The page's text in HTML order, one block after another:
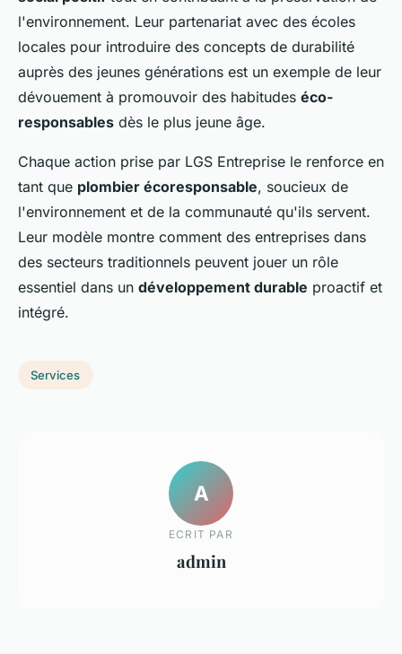
l'environnement. Leur partenariat avec des écoles
locales pour introduire des concepts de durabilité
auprès des jeunes générations est un exemple de leur
dévouement à promouvoir des habitudes éco-
responsables dès le plus jeune âge.
Chaque action prise par LGS Entreprise le renforce en
tant que plombier écoresponsable, soucieux de
l'environnement et de la communauté qu'ils servent.
Leur modèle montre comment des entreprises dans
des secteurs traditionnels peuvent jouer un rôle
essentiel dans un développement durable proactif et
intégré.
Services
A
ECRIT PAR
admin